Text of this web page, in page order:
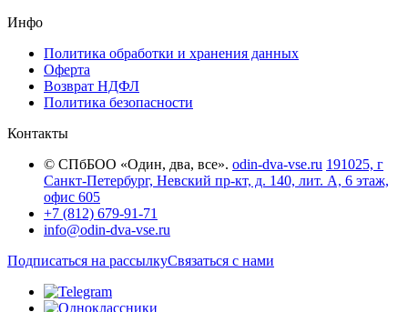
Инфо
Политика обработки и хранения данных
Оферта
Возврат НДФЛ
Политика безопасности
Контакты
© СПбБОО «Один, два, все». odin-dva-vse.ru 191025, г
Санкт-Петербург, Невский пр-кт, д. 140, лит. А, 6 этаж,
офис 605
+7 (812) 679-91-71
info@odin-dva-vse.ru
Подписаться на рассылкуСвязаться с нами